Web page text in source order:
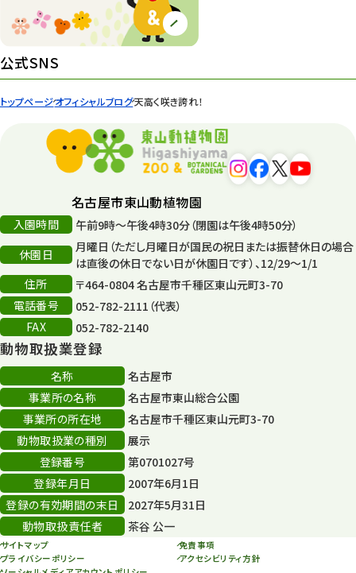
トップページオフィシャルブログ天高く咲き誇れ！
ズーボ
イベント
平和公園
森のとこやさん
再生
再生フォーラム
80周年
その他
その他イベント
スカイタワー
年末年始のイベント
秋まつり
公式SNS
名古屋市東山動植物園
入園時間
午前9時～午後4時30分（閉園は午後4時50分）
休園日
月曜日（ただし月曜日が国民の祝日または振替休日の場合
は直後の休日でない日が休園日です）、12/29～1/1
住所
〒464-0804 名古屋市千種区東山元町3-70
電話番号
052-782-2111（代表）
FAX
052-782-2140
動物取扱業登録
名称
名古屋市
事業所の名称
名古屋市東山総合公園
事業所の所在地
名古屋市千種区東山元町3-70
動物取扱業の種別
展示
登録番号
第0701027号
登録年月日
2007年6月1日
登録の有効期間の末日
2027年5月31日
動物取扱責任者
茶谷 公一
サイトマップ
免責事項
プライバシーポリシー
アクセシビリティ方針